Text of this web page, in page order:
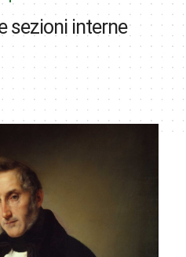
sezioni interne